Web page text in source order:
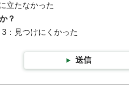
立たなかった
？
3：見つけにくかった
送信